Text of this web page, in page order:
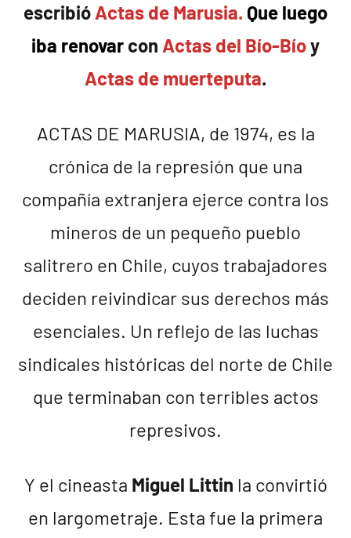
escribió Actas de Marusia. Que luego
iba renovar con Actas del Bío-Bíoy
Actas de muerteputa.
ACTAS DE MARUSIA, de 1974, es la
crónica de la represión que una
compañía extranjera ejerce contra los
mineros de un pequeño pueblo
salitrero en Chile, cuyos trabajadores
deciden reivindicar sus derechos más
esenciales. Un reflejo de las luchas
sindicales históricas del norte de Chile
que terminaban con terribles actos
represivos.
Y el cineasta Miguel Littin la convirtió
en largometraje. Esta fue la primera